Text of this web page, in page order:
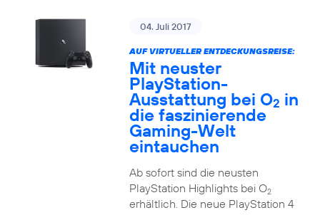
04. Juli 2017
AUF VIRTUELLER ENTDECKUNGSREISE:
Mit neuster
PlayStation-
Ausstattung bei O2 in
die faszinierende
Gaming-Welt
eintauchen
Ab sofort sind die neusten
PlayStation Highlights bei O2
erhältlich. Die neue PlayStation 4